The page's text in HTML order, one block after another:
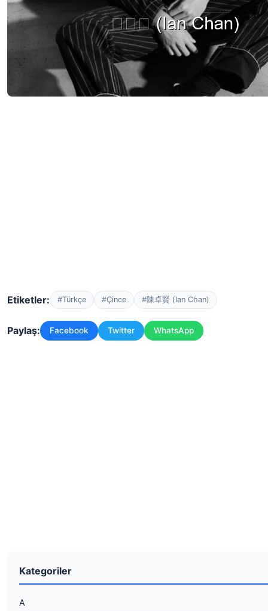
Etiketler: #Türkçe #Çince #陳卓賢 (Ian Chan)
Paylaş: Facebook Twitter WhatsApp
Kategoriler
A